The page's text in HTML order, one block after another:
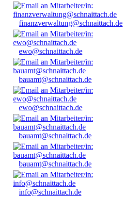
finanzverwaltung@schnaittach.de
ewo@schnaittach.de
bauamt@schnaittach.de
ewo@schnaittach.de
bauamt@schnaittach.de
bauamt@schnaittach.de
info@schnaittach.de